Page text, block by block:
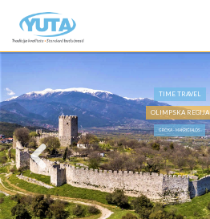
TIME TRAVEL
OLIMPSKA REGIJA
GRČKA - MAKRIGIALOS